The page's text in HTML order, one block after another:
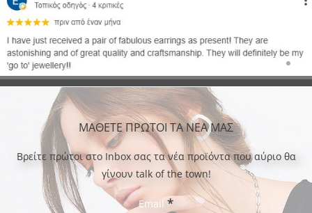
ΜΑΘΕΤΕ ΠΡΩΤΟΙ ΤΑ ΝΕΑ ΜΑΣ
Bρείτε πρώτοι στο Inbox σας τα νέα προϊόντα που αύριο θα
γίνουν talk of the town!
Email *